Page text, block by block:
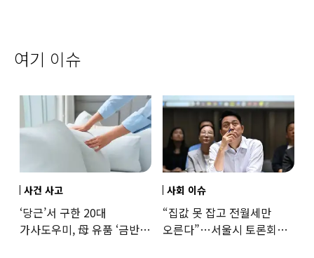
여기 이슈
사건 사고
‘당근’서 구한 20대
가사도우미, 母 유품 ‘금반지
사회 이슈
“집값 못 잡고 전월세만
오른다”…서울시 토론회서